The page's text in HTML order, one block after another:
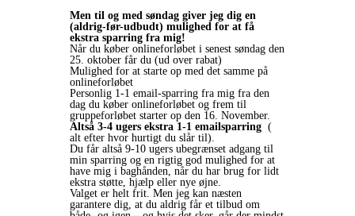
Men til og med søndag giver jeg dig en
(aldrig-før-udbudt) mulighed for at få
ekstra sparring fra mig!
Når du køber onlineforløbet i senest søndag den
25. oktober får du (ud over rabat)
Mulighed for at starte op med det samme på
onlineforløbet
Personlig 1-1 email-sparring fra mig fra den
dag du køber onlineforløbet og frem til
gruppeforløbet starter op den 16. November.
Altså 3-4 ugers ekstra 1-1 emailsparring (
alt efter hvor hurtigt du slår til).
Du får altså 9-10 ugers ubegrænset adgang til
min sparring og en rigtig god mulighed for at
have mig i baghånden, når du har brug for lidt
ekstra støtte, hjælp eller nye øjne.
Valget er helt frit. Men jeg kan næsten
garantere dig, at du aldrig får et tilbud om